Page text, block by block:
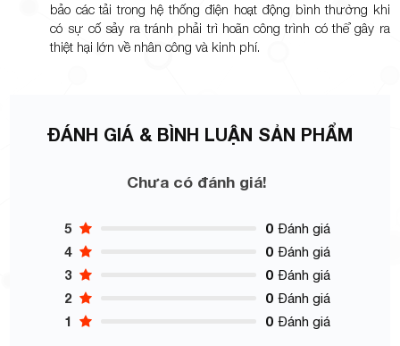
bảo các tải trong hệ thống điện hoạt động bình thường khi
có sự cố sảy ra tránh phải trì hoãn công trình có thể gây ra
thiệt hại lớn về nhân công và kinh phí.
ĐÁNH GIÁ & BÌNH LUẬN SẢN PHẨM
Chưa có đánh giá!
5 0 Đánh giá
4 0 Đánh giá
3 0 Đánh giá
2 0 Đánh giá
1 0 Đánh giá